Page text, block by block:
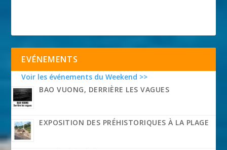
EVÉNEMENTS
Voir les événements du Weekend >>
BAO VUONG, DERRIÈRE LES VAGUES
EXPOSITION DES PRÉHISTORIQUES À LA PLAGE